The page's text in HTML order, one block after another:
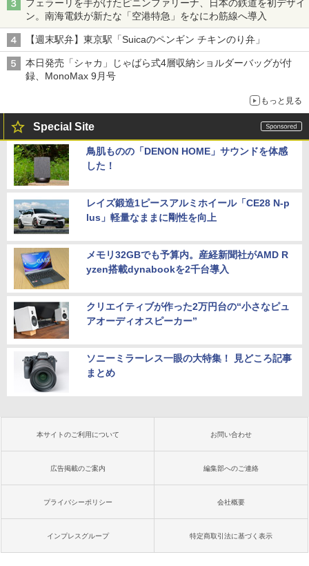
フェラーリを手がけたピニンファリーナ、日本の鉄道を初デザイ
ン。南海電鉄が新たな「空港特急」をなにわ筋線へ導入
【週末駅弁】東京駅「Suicaのペンギン チキンのり弁」
本日発売「シャカ」じゃばら式4層収納ショルダーバッグが付
録、MonoMax 9月号
もっと見る
Special Site
鳥肌ものの「DENON HOME」サウンドを体感
した！
レイズ鍛造1ピースアルミホイール「CE28 N-p
lus」軽量なままに剛性を向上
メモリ32GBでも予算内。産経新聞社がAMD R
yzen搭載dynabookを2千台導入
クリエイティブが作った2万円台の“小さなピュ
アオーディオスピーカー”
ソニーミラーレス一眼の大特集！ 見どころ記事
まとめ
本サイトのご利用について お問い合わせ
広告掲載のご案内 編集部へのご連絡
プライバシーポリシー 会社概要
インプレスグループ 特定商取引法に基づく表示